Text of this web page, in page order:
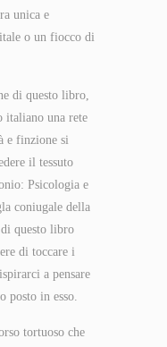
unica e
o un fiocco di
di questo libro,
italiano una rete
e finzione si
il tessuto
Psicologia e
coniugale della
questo libro
di toccare i
a pensare
posto in esso.
tortuoso che